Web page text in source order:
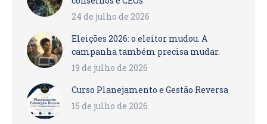
24 de julho de 2026
Eleições 2026: o eleitor mudou. A
campanha também precisa mudar.
19 de julho de 2026
Curso Planejamento e Gestão Reversa
15 de julho de 2026